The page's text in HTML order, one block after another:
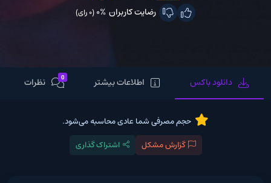
رضایت کاربران 0%(0 رای)
دانلود باکس اطلاعات بیشتر 0 نظرات
حجم مصرفی شما عادی محاسبه می‌شود.
گزارش مشکل
اشتراک گذاری